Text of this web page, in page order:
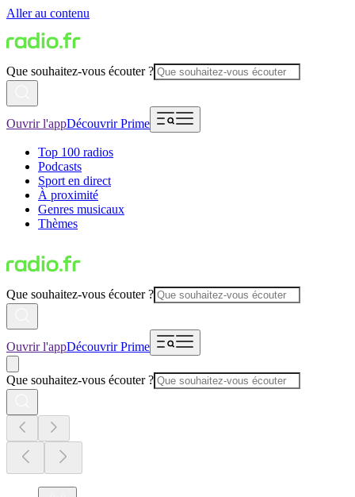
Aller au contenu
Que souhaitez-vous écouter ?
Ouvrir l'appDécouvrir Prime
Top 100 radios
Podcasts
Sport en direct
À proximité
Genres musicaux
Thèmes
Que souhaitez-vous écouter ?
Ouvrir l'appDécouvrir Prime
Que souhaitez-vous écouter ?